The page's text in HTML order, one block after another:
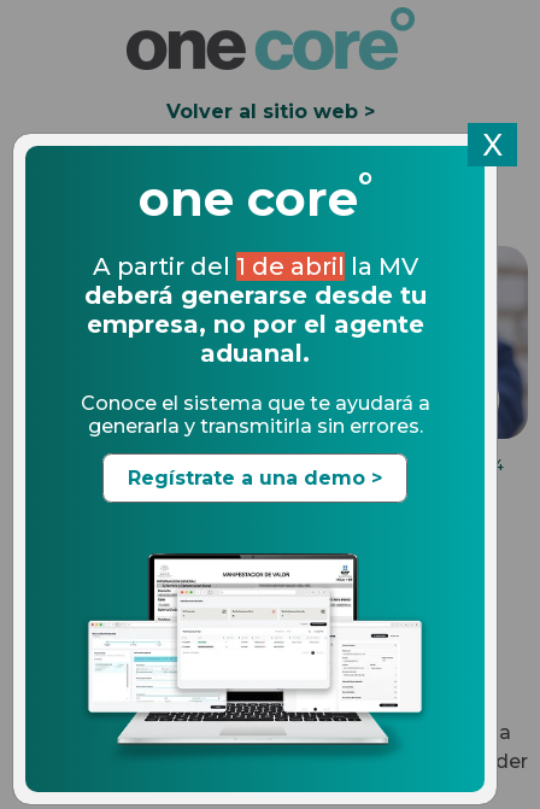
Volver al sitio web >
Solicita una Demo
EXPEDIENTES ELECTRONICOS 07.05.2024
¿Qué es el Anexo 30 de las
Reglas Generales de
Comercio Exterior?
La optimización de créditos fiscales y la
administración de montos garantizados son
aspectos cruciales para las empresas que operan a
nivel internacional. De ahí la importancia de entender
qué es el Anexo 30 del RGCE.
X
one core°
A partir del 1 de abril la MV
deberá generarse desde tu
empresa, no por el agente
aduanal.
Conoce el sistema que te ayudará a
generarla y transmitirla sin errores.
Regístrate a una demo >